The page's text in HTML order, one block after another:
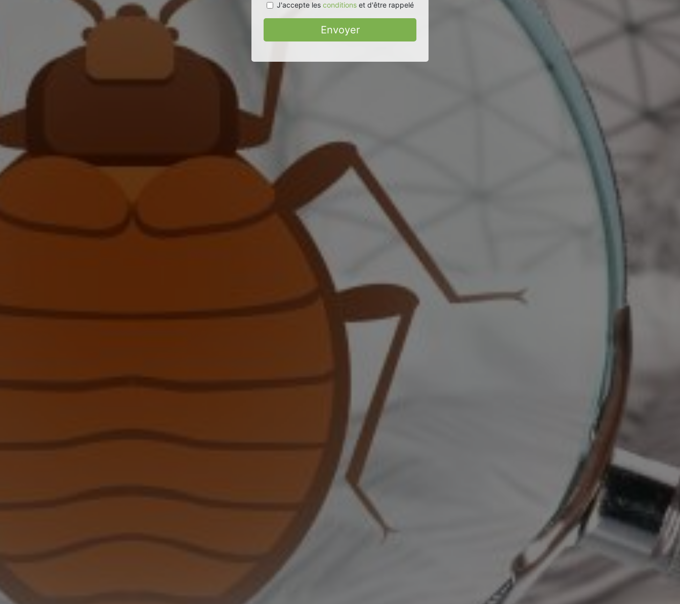
J'accepte les conditionset d'être rappelé
Envoyer